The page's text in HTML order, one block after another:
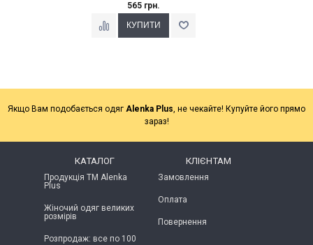
565 грн.
Якщо Вам подобається одяг Alenka Plus, не чекайте! Купуйте його прямо
зараз!
КАТАЛОГ
Продукція ТМ Alenka
Plus
Жіночий одяг великих
розмірів
Розпродаж: все по 100
КЛІЄНТАМ
Замовлення
Оплата
Повернення